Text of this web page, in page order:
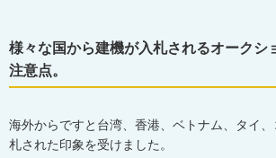
様々な国から建機が入札されるオークシ
注意点。
海外からですと台湾、香港、ベトナム、タイ
札された印象を受けました。